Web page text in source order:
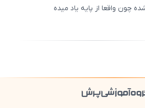
چون واقعا از پایه یاد میده